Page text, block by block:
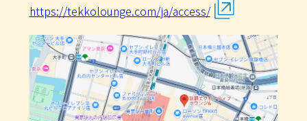
https://tekkolounge.com/ja/access/